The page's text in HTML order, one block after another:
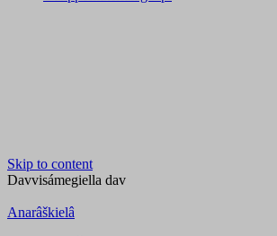
Skip to content
Davvisámegiella dav
Anarâškielâ